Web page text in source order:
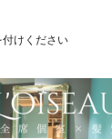
付けください